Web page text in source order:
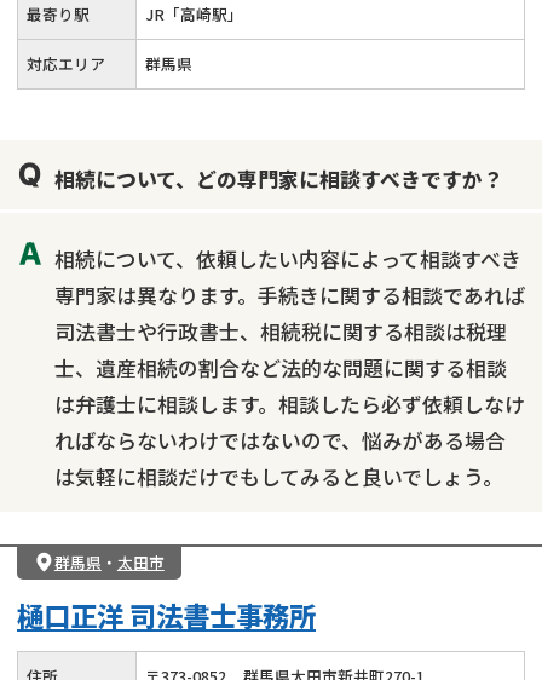
最寄り駅 JR「高崎駅」
対応エリア 群馬県
相続について、どの専門家に相談すべきですか？
相続について、依頼したい内容によって相談すべき
専門家は異なります。手続きに関する相談であれば
司法書士や行政書士、相続税に関する相談は税理
士、遺産相続の割合など法的な問題に関する相談
は弁護士に相談します。相談したら必ず依頼しなけ
ればならないわけではないので、悩みがある場合
は気軽に相談だけでもしてみると良いでしょう。
群馬県 ・ 太田市
樋口正洋 司法書士事務所
住所 〒373-0852 群馬県太田市新井町270-1